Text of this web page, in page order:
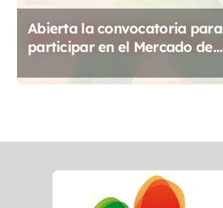
Abierta la convocatoria para
participar en el Mercado de